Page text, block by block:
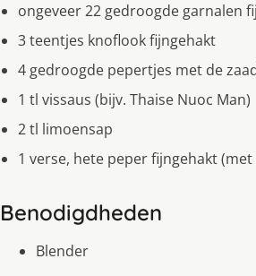
ongeveer 22 gedroogde garnalen
3 teentjes knoflook fijngehakt
4 gedroogde pepertjes met de
1 tl vissaus (bijv. Thaise Nuoc Man)
2 tl limoensap
1 verse, hete peper fijngehakt
Benodigdheden
Blender